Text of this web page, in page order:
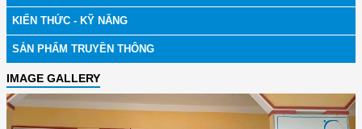
KIẾN THỨC - KỸ NĂNG
SẢN PHẨM TRUYỀN THÔNG
IMAGE GALLERY